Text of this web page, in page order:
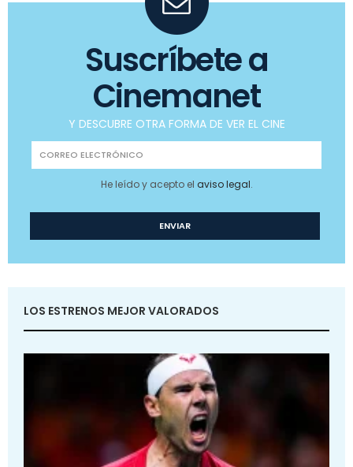
Suscríbete a
Cinemanet
Y DESCUBRE OTRA FORMA DE VER EL CINE
He leído y acepto el aviso legal.
LOS ESTRENOS MEJOR VALORADOS